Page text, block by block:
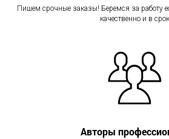
Пишем срочные заказы! Беремся за работу
качественно и в
Авторы